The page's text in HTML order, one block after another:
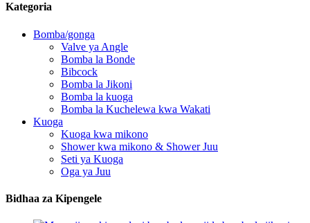
Kategoria
Bomba/gonga
Valve ya Angle
Bomba la Bonde
Bibcock
Bomba la Jikoni
Bomba la kuoga
Bomba la Kuchelewa kwa Wakati
Kuoga
Kuoga kwa mikono
Shower kwa mikono & Shower Juu
Seti ya Kuoga
Oga ya Juu
Bidhaa za Kipengele